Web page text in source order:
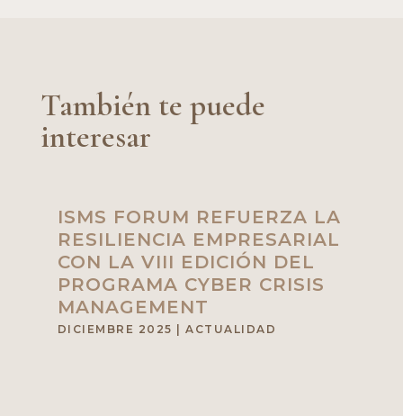
También te puede
interesar
ISMS FORUM REFUERZA LA
RESILIENCIA EMPRESARIAL
CON LA VIII EDICIÓN DEL
PROGRAMA CYBER CRISIS
MANAGEMENT
DICIEMBRE 2025 |ACTUALIDAD